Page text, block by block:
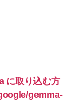
に取り込む方
gemma-